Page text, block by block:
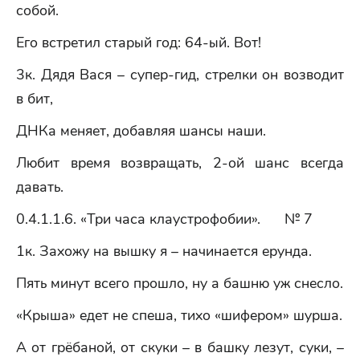
собой.
Его встретил старый год: 64-ый. Вот!
3к. Дядя Вася – супер-гид, стрелки он возводит
в бит,
ДНКа меняет, добавляя шансы наши.
Любит время возвращать, 2-ой шанс всегда
давать.
0.4.1.1.6. «Три часа клаустрофобии». № 7
1к. Захожу на вышку я – начинается ерунда.
Пять минут всего прошло, ну а башню уж снесло.
«Крыша» едет не спеша, тихо «шифером» шурша.
А от грёбаной, от скуки – в башку лезут, суки, –